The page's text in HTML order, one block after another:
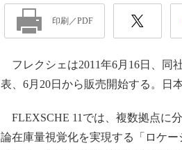
印刷／PDF
フレクシェは2011年6月16日、同
表、6月20日から販売開始する。日
FLEXSCHE 11では、複数拠点に
論在庫量視覚化を実現する「ロケ